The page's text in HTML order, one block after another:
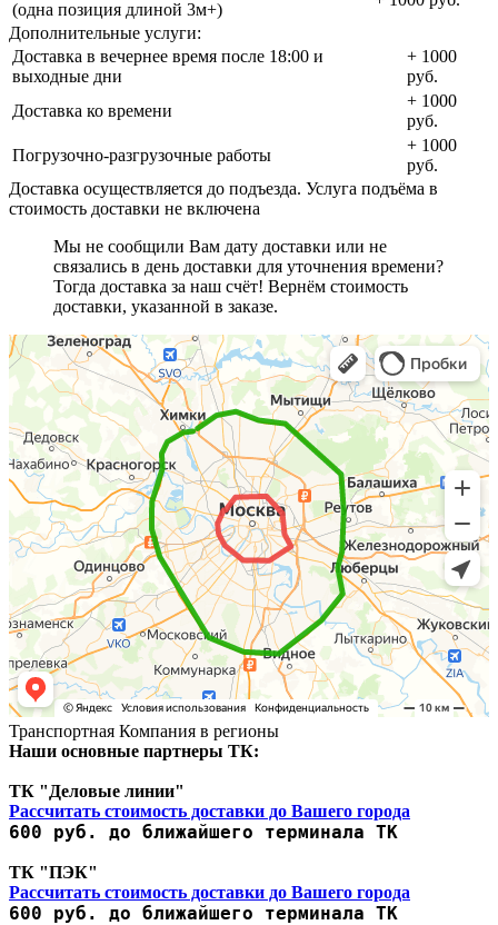
(одна позиция длиной 3м+)
Дополнительные услуги:
Доставка в вечернее время после 18:00 и
выходные дни
+ 1000
руб.
Доставка ко времени
+ 1000
руб.
Погрузочно-разгрузочные работы
+ 1000
руб.
Доставка осуществляется до подъезда. Услуга подъёма в
стоимость доставки не включена
Мы не сообщили Вам дату доставки или не
связались в день доставки для уточнения времени?
Тогда доставка за наш счёт! Вернём стоимость
доставки, указанной в заказе.
Транспортная Компания в регионы
Наши основные партнеры ТК:
ТК "Деловые линии"
Рассчитать стоимость доставки до Вашего города
600 руб. до ближайшего терминала ТК
ТК "ПЭК"
Рассчитать стоимость доставки до Вашего города
600 руб. до ближайшего терминала ТК